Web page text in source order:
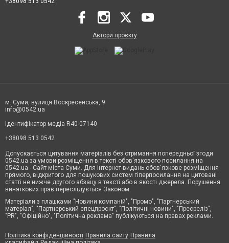
Автори проєкту
м. Суми, вулиця Воскресенська, 9
info@0542.ua
Ідентифікатор медіа R40-07140
+38098 513 0542
Допускається цитування матеріалів без отримання попередньої згоди
0542.ua за умови розміщення в тексті обов'язкового посилання на
0542.ua - Сайт міста Суми. Для інтернет-видань обов'язкове розміщення
прямого, відкритого для пошукових систем гіперпосилання на цитовані
статті не нижче другого абзацу в тексті або в якості джерела. Порушення
виняткових прав переслідується Законом.
Матеріали з плашками "Новини компаній", "Промо", "Партнерський
матеріал", "Партнерський спецпроєкт", "Політичні новини", "Пресреліз",
"PR", "Офіційно", "Політична реклама" публікуються на правах реклами.
Політика конфіденційності Правила сайту Правила